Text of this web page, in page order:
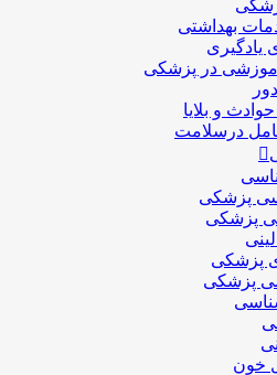
بهداشتی
یادگیری
در پزشکی
و بلایا
درسلامت
پزشكی
پزشکی
پزشکی
پزشکی
خون